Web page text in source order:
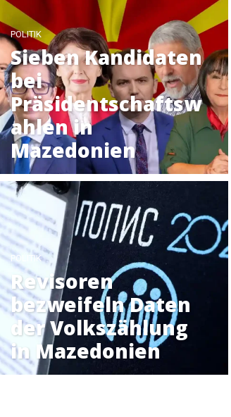
POLITIK
Sieben Kandidaten
bei
Präsidentschaftsw
ahlen in
Mazedonien
POLITIK
Revisoren
bezweifeln Daten
der Volkszählung
in Mazedonien